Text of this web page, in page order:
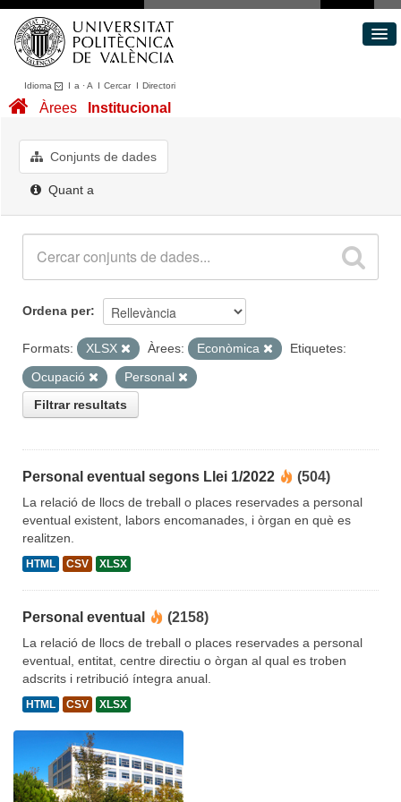
Idioma I a ·A I CercarI Directori
Conjunts de dades
Quant a
Àrees Institucional
Conjunts de dades
Quant a
Ordena per
Formats: XLSX Àrees: Econòmica
Etiquetes:
Ocupació
Personal
Filtrar resultats
Personal eventual segons Llei 1/2022 (504)
La relació de llocs de treball o places reservades a personal
eventual existent, labors encomanades, i òrgan en què es
realitzen.
HTML CSV XLSX
Personal eventual (2158)
La relació de llocs de treball o places reservades a personal
eventual, entitat, centre directiu o òrgan al qual es troben
adscrits i retribució íntegra anual.
HTML CSV XLSX